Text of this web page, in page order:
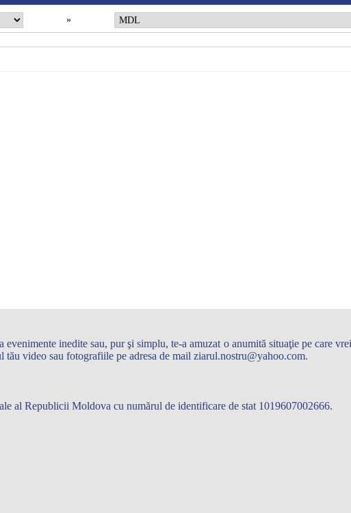
»
inedite sau, pur şi simplu, te-a amuzat o anumită situaţie pe care
video sau fotografiile pe adresa de mail ziarul.nostru@yahoo.com.
al Republicii Moldova cu numărul de identificare de stat 1019607002666.